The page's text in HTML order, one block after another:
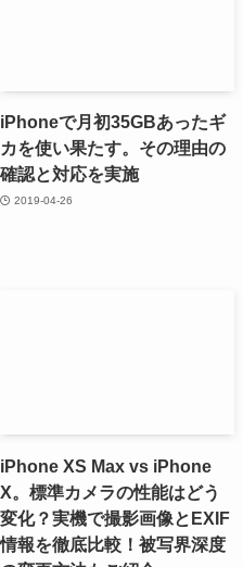
iPhoneで月初35GBあったギ
カを使い果たす。その理由の
確認と対応を実施
2019-04-26
iPhone XS Max vs iPhone
X。標準カメラの性能はどう
変化？実機で撮影画像とEXIF
情報を徹底比較！被写界深度